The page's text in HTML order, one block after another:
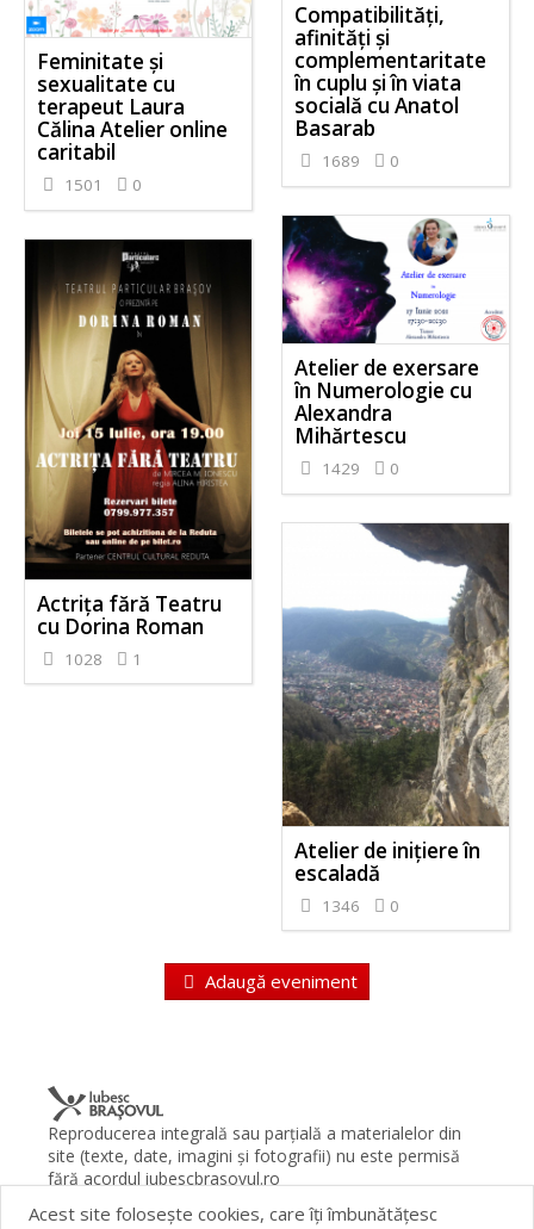
Compatibilități,
afinități și
complementaritate
în cuplu și în viata
socială cu Anatol
Basarab
1689 0
Feminitate și
sexualitate cu
terapeut Laura
Călina Atelier online
caritabil
1501 0
Atelier de exersare
în Numerologie cu
Alexandra
Mihărtescu
1429 0
Actrița fără Teatru
cu Dorina Roman
1028 1
Atelier de inițiere în
escaladă
1346 0
Adaugă eveniment
Reproducerea integrală sau parţială a materialelor din
site (texte, date, imagini şi fotografii) nu este permisă
fără acordul iubescbrasovul.ro
Termeni şi condiţii
Contact Despre proiect FAQ
Acest site foloseşte cookies, care îţi îmbunătăţesc